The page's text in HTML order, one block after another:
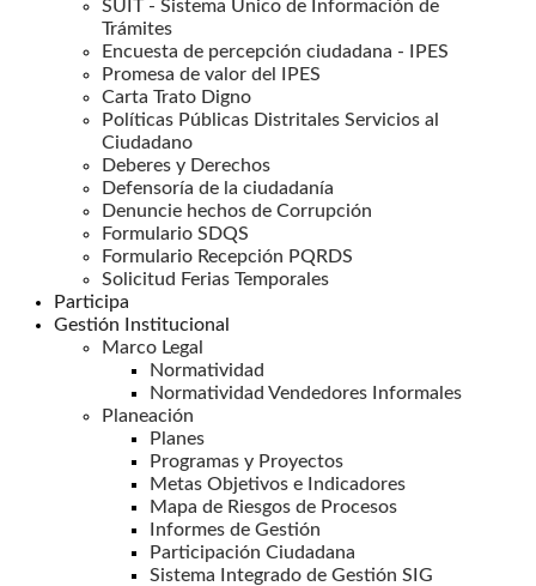
SUIT - Sistema Único de Información de
Trámites
Encuesta de percepción ciudadana - IPES
Promesa de valor del IPES
Carta Trato Digno
Políticas Públicas Distritales Servicios al
Ciudadano
Deberes y Derechos
Defensoría de la ciudadanía
Denuncie hechos de Corrupción
Formulario SDQS
Formulario Recepción PQRDS
Solicitud Ferias Temporales
Participa
Gestión Institucional
Marco Legal
Normatividad
Normatividad Vendedores Informales
Planeación
Planes
Programas y Proyectos
Metas Objetivos e Indicadores
Mapa de Riesgos de Procesos
Informes de Gestión
Participación Ciudadana
Sistema Integrado de Gestión SIG